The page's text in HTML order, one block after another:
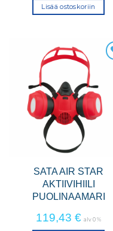
Lisää ostoskoriin
SATA AIR STAR
AKTIIVIHIILI
PUOLINAAMARI
119,43 € alv 0 %